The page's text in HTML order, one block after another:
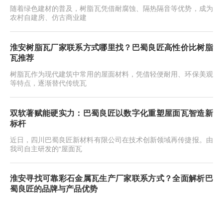
随着绿色建材的普及，树脂瓦凭借耐腐蚀、隔热隔音等优势，成为
农村自建房、仿古商业建
淮安树脂瓦厂家联系方式哪里找？巴蜀良匠高性价比树脂
瓦推荐
树脂瓦作为现代建筑中常用的屋面材料，凭借轻便耐用、环保美观
等特点，逐渐替代传统瓦
双软著赋能硬实力：巴蜀良匠以数字化重塑屋面瓦智造新
标杆
近日，四川巴蜀良匠新材料有限公司在技术创新领域再传捷报。由
我司自主研发的“屋面瓦
淮安寻找可靠彩石金属瓦生产厂家联系方式？全面解析巴
蜀良匠的品牌与产品优势